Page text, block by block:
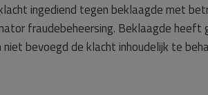
ingediend tegen beklaagde met
fraudebeheersing. Beklaagde
bevoegd de klacht inhoudelijk te